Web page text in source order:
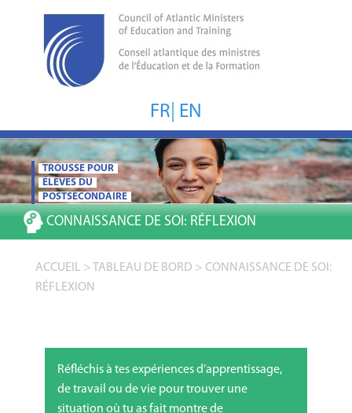
FR EN
TROUSSE POUR
ÉLÈVES DU
POSTSECONDAIRE
CONNAISSANCE DE SOI: RÉFLEXION
ACCUEIL > TABLEAU DE BORD > CONNAISSANCE DE SOI:
RÉFLEXION
Réfléchis à tes expériences d’apprentissage,
de travail ou de vie pour trouver une
situation où tu as fait montre de